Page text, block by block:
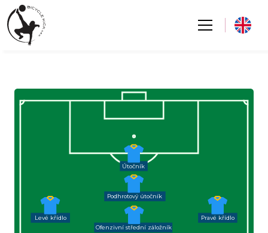
Levé křídlo
Podhrotový útočník
Útočník
Pravé křídlo
Ofenzivní střední záložník